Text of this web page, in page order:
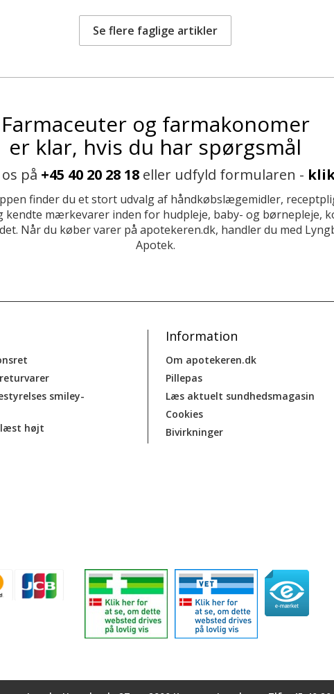
Se flere faglige artikler
Farmaceuter og farmakonomer
er klar, hvis du har spørgsmål
på +45 40 20 28 18 eller udfyld formularen -
finder du et stort udvalg af håndkøbslægemidler,
kendte mærkevarer inden for hudpleje, baby- og børnepleje,
Når du køber varer på apotekeren.dk, handler du med
Apotek.
smiley-
læst højt
Information
Om apotekeren.dk
Pillepas
Læs aktuelt sundhedsmagasin
Cookies
Bivirkninger